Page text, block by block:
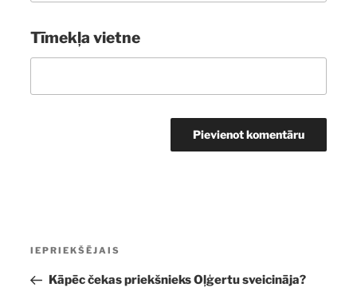
Tīmekļa vietne
Iepriekšējā
ziņa:
IEPRIEKŠĒJAIS
Kāpēc čekas priekšnieks Oļģertu sveicināja?